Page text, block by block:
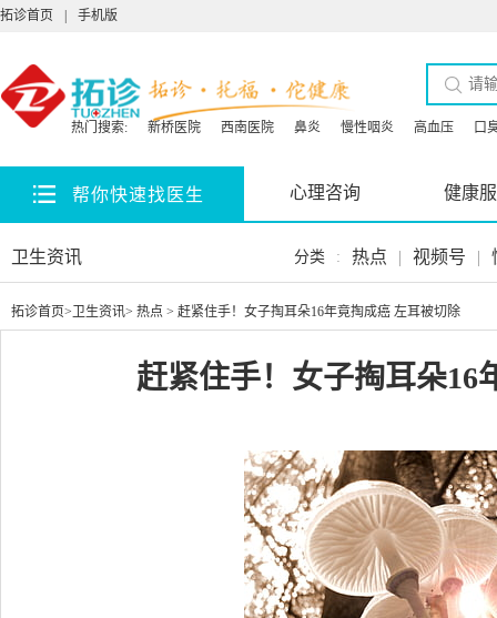
拓诊首页 手机版
热门搜索: 新桥医院 西南医院 鼻炎 慢性咽炎 高血压 口
帮你快速找医生 心理咨询 健康
卫生资讯 分类 : 热点 | 视频号 |
拓诊首页> 卫生资讯> 热点 > 赶紧住手！女子掏耳朵16年竟掏成癌 左耳被切除
赶紧住手！女子掏耳朵16